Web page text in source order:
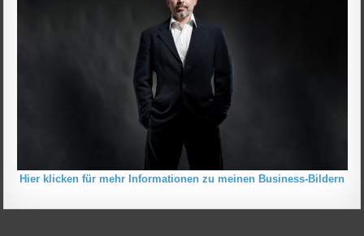
Hier klicken für mehr Informationen zu meinen Business-Bildern